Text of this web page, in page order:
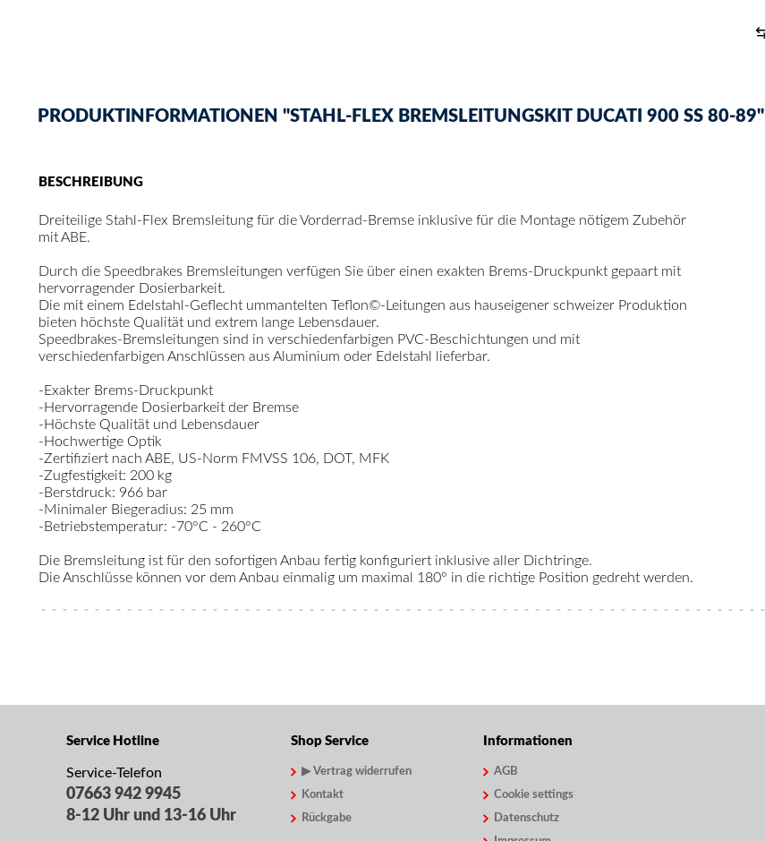
PRODUKTINFORMATIONEN "STAHL-FLEX BREMSLEITUNGSKIT DUCATI 900 SS 80-89"
BESCHREIBUNG
Dreiteilige Stahl-Flex Bremsleitung für die Vorderrad-Bremse inklusive für die Montage nötigem Zubehör
mit ABE.
Durch die Speedbrakes Bremsleitungen verfügen Sie über einen exakten Brems-Druckpunkt gepaart mit
hervorragender Dosierbarkeit.
Die mit einem Edelstahl-Geflecht ummantelten Teflon©-Leitungen aus hauseigener schweizer Produktion
bieten höchste Qualität und extrem lange Lebensdauer.
Speedbrakes-Bremsleitungen sind in verschiedenfarbigen PVC-Beschichtungen und mit
verschiedenfarbigen Anschlüssen aus Aluminium oder Edelstahl lieferbar.
-Exakter Brems-Druckpunkt
-Hervorragende Dosierbarkeit der Bremse
-Höchste Qualität und Lebensdauer
-Hochwertige Optik
-Zertifiziert nach ABE, US-Norm FMVSS 106, DOT, MFK
-Zugfestigkeit: 200 kg
-Berstdruck: 966 bar
-Minimaler Biegeradius: 25 mm
-Betriebstemperatur: -70°C - 260°C
Die Bremsleitung ist für den sofortigen Anbau fertig konfiguriert inklusive aller Dichtringe.
Die Anschlüsse können vor dem Anbau einmalig um maximal 180° in die richtige Position gedreht werden.
Service Hotline
Service-Telefon
07663 942 9945
8-12 Uhr und 13-16 Uhr
Shop Service
▶ Vertrag widerrufen
Kontakt
Rückgabe
Informationen
AGB
Cookie settings
Datenschutz